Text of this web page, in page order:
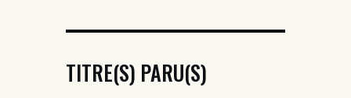
TITRE(S) PARU(S)